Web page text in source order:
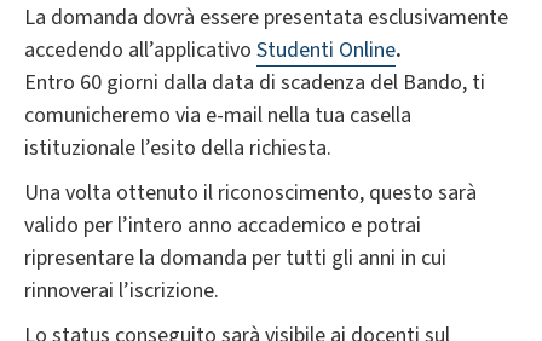
La domanda dovrà essere presentata esclusivamente
accedendo all’applicativo Studenti Online.
Entro 60 giorni dalla data di scadenza del Bando, ti
comunicheremo via e-mail nella tua casella
istituzionale l’esito della richiesta.
Una volta ottenuto il riconoscimento, questo sarà
valido per l’intero anno accademico e potrai
ripresentare la domanda per tutti gli anni in cui
rinnoverai l’iscrizione.